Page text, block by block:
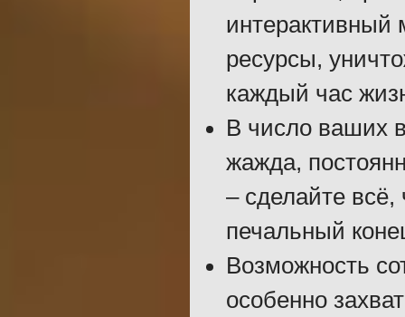
интерактивный
ресурсы,
каждый час
В число ваших
жажда,
– сделайте
печальный
Возможность
особенно